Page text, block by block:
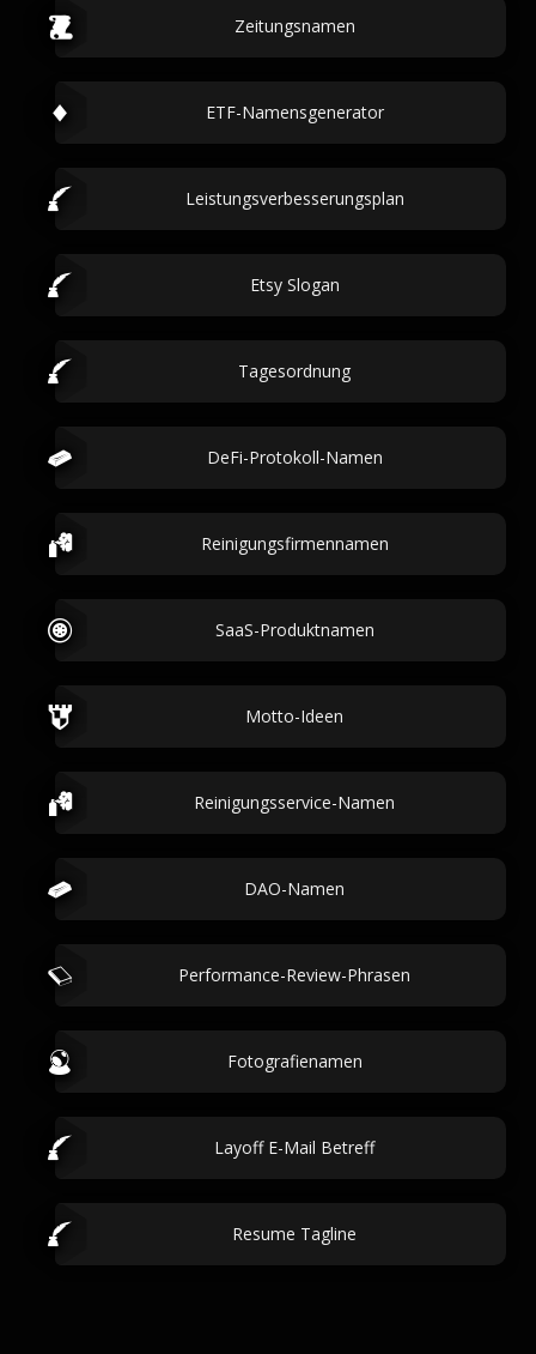
Zeitungsnamen
ETF-Namensgenerator
Leistungsverbesserungsplan
Etsy Slogan
Tagesordnung
DeFi-Protokoll-Namen
Reinigungsfirmennamen
SaaS-Produktnamen
Motto-Ideen
Reinigungsservice-Namen
DAO-Namen
Performance-Review-Phrasen
Fotografienamen
Layoff E-Mail Betreff
Resume Tagline